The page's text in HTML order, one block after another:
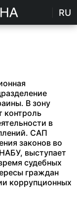
RU
В зону
контроль
в
САП
законов во
выступает
судебных
граждан
коррупционных